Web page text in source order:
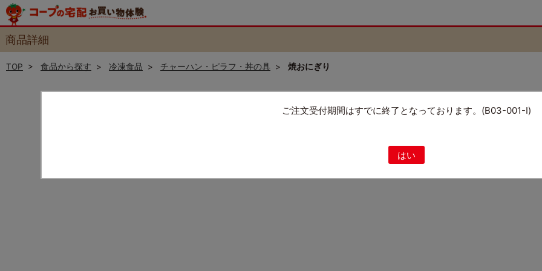
ご注文受付期間はすでに終了となっております。(B03-001-I)
はい
商品詳細
TOP > 食品から探す > 冷凍食品 > チャーハン・ピラフ・丼の具 > 焼おにぎり